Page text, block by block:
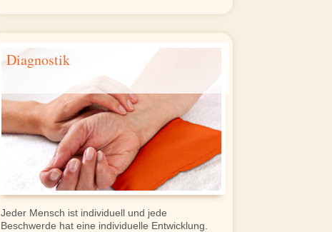
Diagnostik
Jeder Mensch ist individuell und jede
Beschwerde hat eine individuelle Entwicklung.